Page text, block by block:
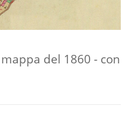
del 1860 - con